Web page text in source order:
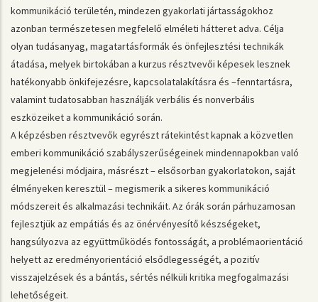
kommunikáció területén, mindezen gyakorlati jártasságokhoz
azonban természetesen megfelelő elméleti hátteret adva. Célja
olyan tudásanyag, magatartásformák és önfejlesztési technikák
átadása, melyek birtokában a kurzus résztvevői képesek lesznek
hatékonyabb önkifejezésre, kapcsolatalakításra és –fenntartásra,
valamint tudatosabban használják verbális és nonverbális
eszközeiket a kommunikáció során.
A képzésben résztvevők egyrészt rátekintést kapnak a közvetlen
emberi kommunikáció szabályszerűségeinek mindennapokban való
megjelenési módjaira, másrészt – elsősorban gyakorlatokon, saját
élményeken keresztül – megismerik a sikeres kommunikáció
módszereit és alkalmazási technikáit. Az órák során párhuzamosan
fejlesztjük az empátiás és az önérvényesítő készségeket,
hangsúlyozva az együttműködés fontosságát, a problémaorientáció
helyett az eredményorientáció elsődlegességét, a pozitív
visszajelzések és a bántás, sértés nélküli kritika megfogalmazási
lehetőségeit.